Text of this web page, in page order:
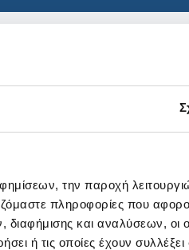
την παροχή
πληροφορίες που
διαφήμισης και αναλύσεων, οι
ή τις οποίες έχουν
με τα